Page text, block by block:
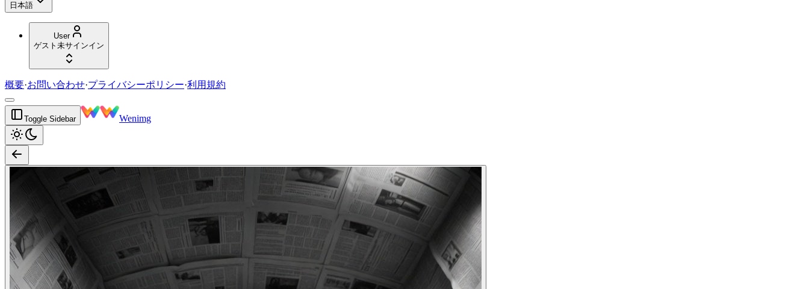
日本語
User
ゲスト 未サインイン
概要·お問い合わせ·プライバシーポリシー·利用規約
Toggle Sidebar Wenimg